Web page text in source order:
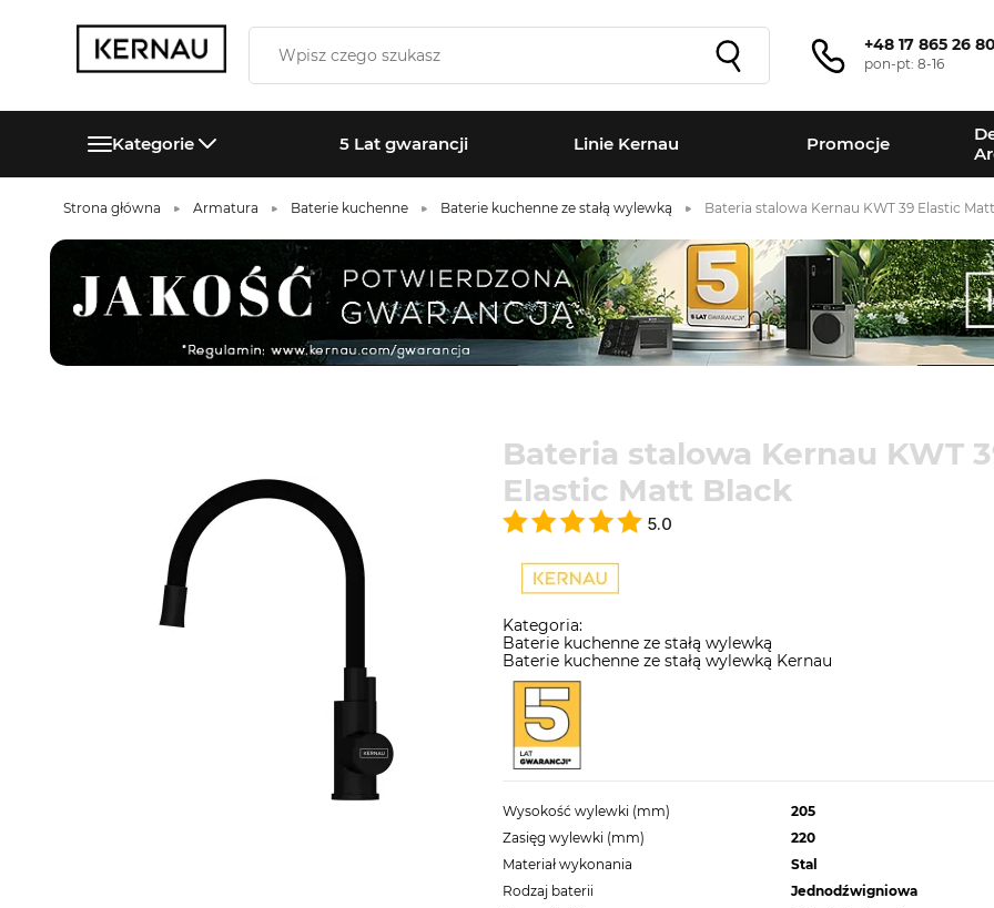
+48 17 865 26
pon-pt: 8-16
Kategorie 5 Lat gwarancji Linie Kernau Promocje
Strona główna Armatura Baterie kuchenne Baterie kuchenne ze stałą wylewką Bateria stalowa Kernau KWT 39 Elastic
Bateria stalowa Kernau KWT
Elastic Matt Black
5.0
Kategoria:
Baterie kuchenne ze stałą wylewką
Baterie kuchenne ze stałą wylewką Kernau
Wysokość wylewki (mm)
205
Zasięg wylewki (mm)
220
Materiał wykonania
Stal
Rodzaj baterii
Jednodźwigniowa